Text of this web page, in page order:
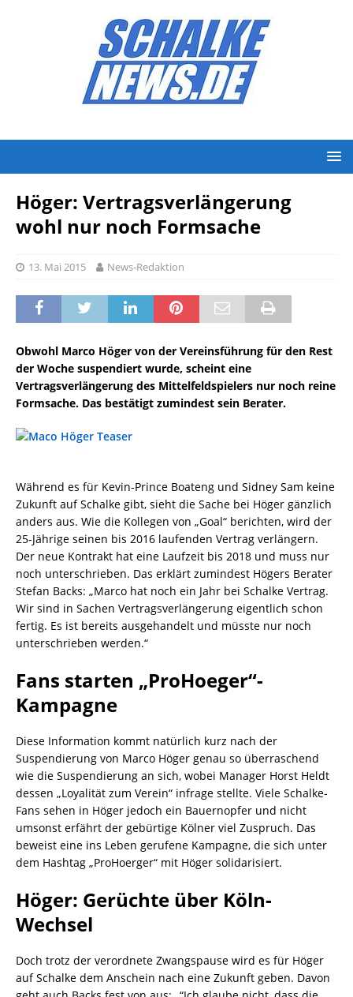
Höger: Vertragsverlängerung
wohl nur noch Formsache
13. Mai 2015 News-Redaktion
Obwohl Marco Höger von der Vereinsführung für den Rest
der Woche suspendiert wurde, scheint eine
Vertragsverlängerung des Mittelfeldspielers nur noch reine
Formsache. Das bestätigt zumindest sein Berater.
Während es für Kevin-Prince Boateng und Sidney Sam keine
Zukunft auf Schalke gibt, sieht die Sache bei Höger gänzlich
anders aus. Wie die Kollegen von „Goal“ berichten, wird der
25-Jährige seinen bis 2016 laufenden Vertrag verlängern.
Der neue Kontrakt hat eine Laufzeit bis 2018 und muss nur
noch unterschrieben. Das erklärt zumindest Högers Berater
Stefan Backs: „Marco hat noch ein Jahr bei Schalke Vertrag.
Wir sind in Sachen Vertragsverlängerung eigentlich schon
fertig. Es ist bereits ausgehandelt und müsste nur noch
unterschrieben werden.“
Fans starten „ProHoeger“-
Kampagne
Diese Information kommt natürlich kurz nach der
Suspendierung von Marco Höger genau so überraschend
wie die Suspendierung an sich, wobei Manager Horst Heldt
dessen „Loyalität zum Verein“ infrage stellte. Viele Schalke-
Fans sehen in Höger jedoch ein Bauernopfer und nicht
umsonst erfährt der gebürtige Kölner viel Zuspruch. Das
beweist eine ins Leben gerufene Kampagne, die sich unter
dem Hashtag „ProHoerger“ mit Höger solidarisiert.
Höger: Gerüchte über Köln-
Wechsel
Doch trotz der verordnete Zwangspause wird es für Höger
auf Schalke dem Anschein nach eine Zukunft geben. Davon